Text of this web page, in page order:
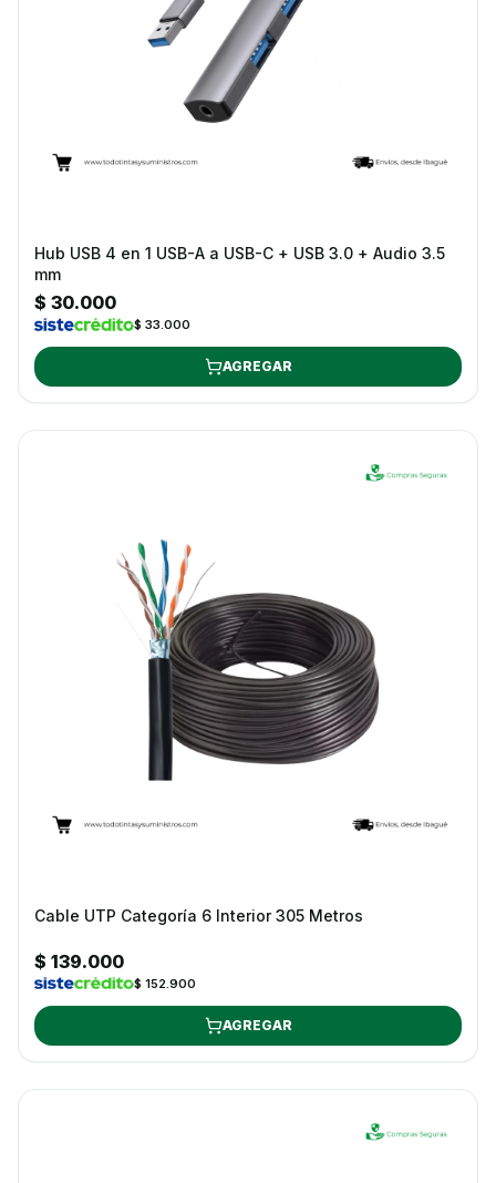
Hub USB 4 en 1 USB-A a USB-C + USB 3.0 + Audio 3.5
mm
$ 30.000
$ 33.000
AGREGAR
Cable UTP Categoría 6 Interior 305 Metros
$ 139.000
$ 152.900
AGREGAR